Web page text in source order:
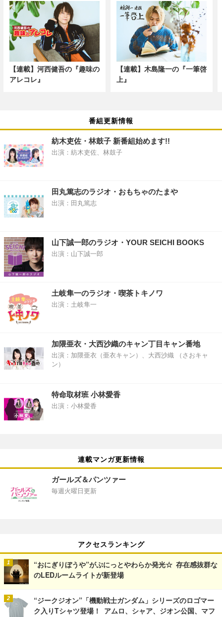
【連載】河西健吾の『趣味の
アレコレ』
【連載】木島隆一の『一筆啓
上』
番組更新情報
紡木吏佐・林鼓子 新番組始めます!!
出演：紡木吏佐、林鼓子
田丸篤志のラジオ・おもちゃのたまや
出演：田丸篤志
山下誠一郎のラジオ・YOUR SEICHI BOOKS
出演：山下誠一郎
土岐隼一のラジオ・喫茶トキノワ
出演：土岐隼一
加隈亜衣・大西沙織のキャン丁目キャン番地
出演：加隈亜衣（亜衣キャン）、大西沙織 （さおキャ
ン）
特命取材班 小林愛香
出演：小林愛香
連載マンガ更新情報
ガールズ＆パンツァー
毎週火曜日更新
アクセスランキング
“おにぎりぼうや”がぷにっとやわらか発光☆ 存在感抜群な
のLEDルームライトが新登場
“ジークジオン”「機動戦士ガンダム」シリーズのロゴマー
ク入りTシャツ登場！ アムロ、シャア、ジオン公国、マフ